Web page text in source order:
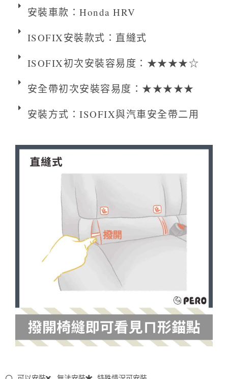
安裝車款：Honda HRV
ISOFIX安裝款式：直縫式
ISOFIX初次安裝容易度：★★★★☆
安全帶初次安裝容易度：★★★★★
安裝方式：ISOFIX與汽車安全帶二用